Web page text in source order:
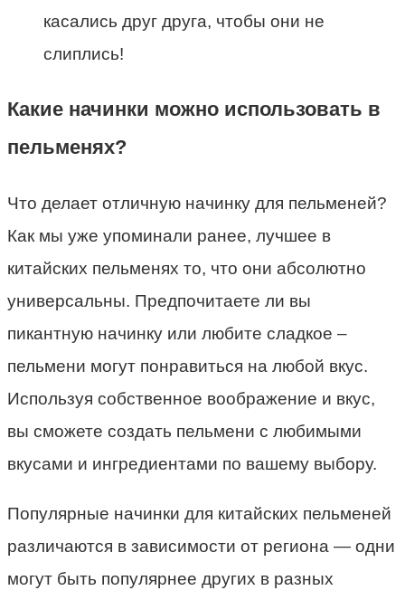
касались друг друга, чтобы они не
слиплись!
Какие начинки можно использовать в
пельменях?
Что делает отличную начинку для пельменей?
Как мы уже упоминали ранее, лучшее в
китайских пельменях то, что они абсолютно
универсальны. Предпочитаете ли вы
пикантную начинку или любите сладкое –
пельмени могут понравиться на любой вкус.
Используя собственное воображение и вкус,
вы сможете создать пельмени с любимыми
вкусами и ингредиентами по вашему выбору.
Популярные начинки для китайских пельменей
различаются в зависимости от региона — одни
могут быть популярнее других в разных